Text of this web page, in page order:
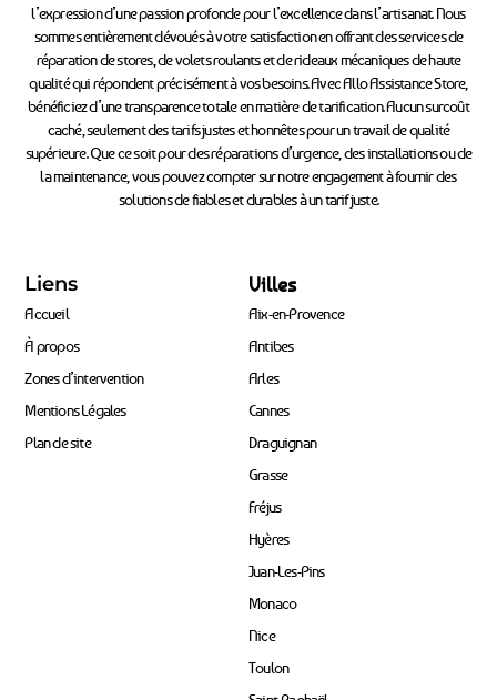
l’expression d’une passion profonde pour l’excellence dans l’artisanat. Nous
sommes entièrement dévoués à votre satisfaction en offrant des services de
réparation de stores, de volets roulants et de rideaux mécaniques de haute
qualité qui répondent précisément à vos besoins. Avec Allo Assistance Store,
bénéficiez d’une transparence totale en matière de tarification. Aucun surcoût
caché, seulement des tarifs justes et honnêtes pour un travail de qualité
supérieure. Que ce soit pour des réparations d’urgence, des installations ou de
la maintenance, vous pouvez compter sur notre engagement à fournir des
solutions de fiables et durables à un tarif juste.
Liens
Accueil
À propos
Zones d’intervention
Mentions Légales
Plan de site
Villes
Aix-en-Provence
Antibes
Arles
Cannes
Draguignan
Grasse
Fréjus
Hyères
Juan-Les-Pins
Monaco
Nice
Toulon